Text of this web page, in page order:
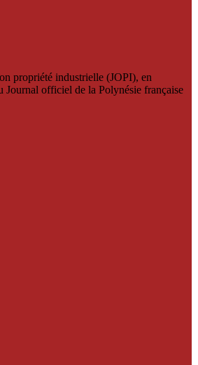
propriété industrielle (JOPI), en
Journal officiel de la Polynésie française